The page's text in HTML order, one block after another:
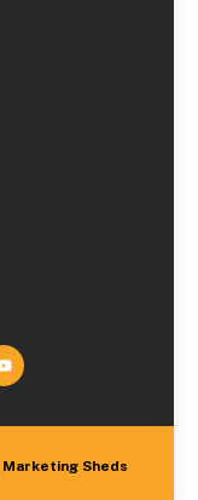
Marketing Sheds